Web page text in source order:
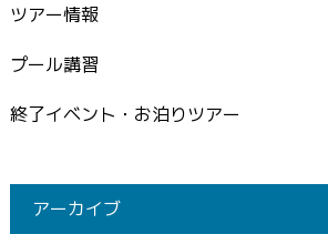
ツアー情報
プール講習
終了イベント・お泊りツアー
アーカイブ